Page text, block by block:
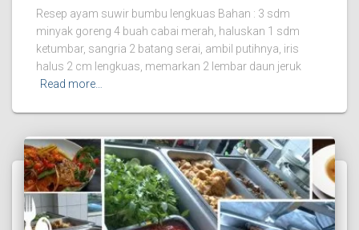
Resep ayam suwir bumbu lengkuas Bahan : 3 sdm
minyak goreng 4 buah cabai merah, haluskan 1 sdm
ketumbar, sangria 2 batang serai, ambil putihnya, iris
halus 2 cm lengkuas, memarkan 2 lembar daun jeruk
Read more…